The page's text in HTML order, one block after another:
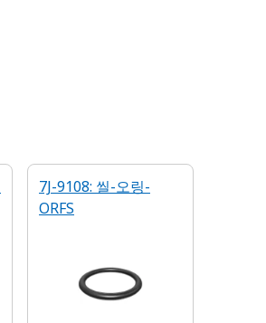
7J-9108: 씰-오링-
ORFS